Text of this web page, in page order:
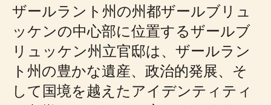
ザールラント州の州都ザールブリュ
ッケンの中心部に位置するザールブ
リュッケン州立官邸は、ザールラン
ト州の豊かな遺産、政治的発展、そ
して国境を越えたアイデンティティ